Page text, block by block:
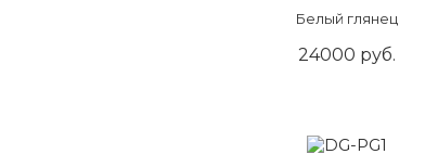
Белый глянец
24000 руб.